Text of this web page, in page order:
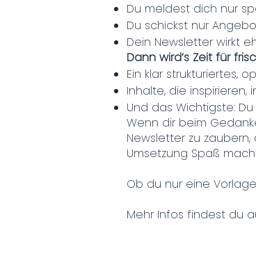
Du meldest dich nur
Du schickst nur
Dein Newsletter wirkt
Dann wird’s Zeit für
Ein klar strukturiertes,
Inhalte, die
Und das Wichtigste:
Wenn dir beim
Newsletter zu
Umsetzung Spaß
Ob du nur eine
Mehr Infos findest du